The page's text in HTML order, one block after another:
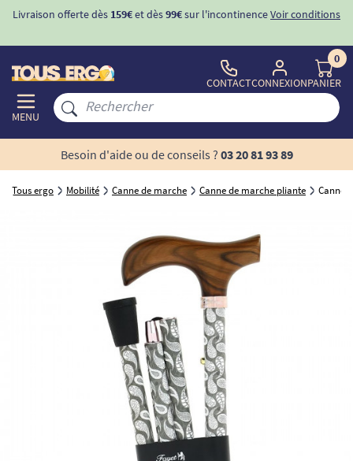
Livraison offerte dès 159€et dès99€sur l'incontinenceVoir conditions
MENU
CONTACTCONNEXION
0
PANIER
Besoin d'aide ou de conseils ? 03 20 81 93 89
Tous ergo Mobilité Canne de marche Canne de marche pliante Canne